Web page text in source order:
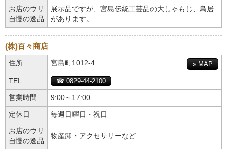
お店のウリ
自慢の逸品
展示品ですが、宮島伝統工芸品の大しゃもじ、鳥居
があります。
(株)百々商店
住所 » MAP
宮島町1012-4
TEL ☎ 0829-44-2100
営業時間 9:00～17:00
定休日 毎週日曜日・祝日
お店のウリ
自慢の逸品
物産卸・アクセサリーなど